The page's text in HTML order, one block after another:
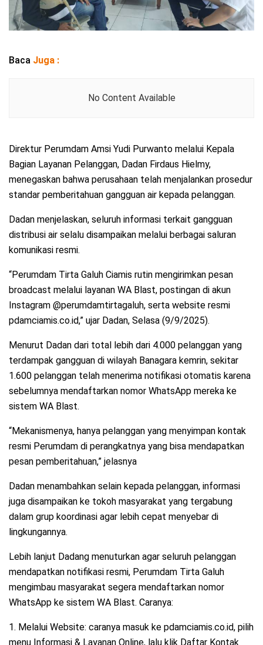
Baca Juga :
No Content Available
Direktur Perumdam Amsi Yudi Purwanto melalui Kepala
Bagian Layanan Pelanggan, Dadan Firdaus Hielmy,
menegaskan bahwa perusahaan telah menjalankan prosedur
standar pemberitahuan gangguan air kepada pelanggan.
Dadan menjelaskan, seluruh informasi terkait gangguan
distribusi air selalu disampaikan melalui berbagai saluran
komunikasi resmi.
“Perumdam Tirta Galuh Ciamis rutin mengirimkan pesan
broadcast melalui layanan WA Blast, postingan di akun
Instagram @perumdamtirtagaluh, serta website resmi
pdamciamis.co.id,” ujar Dadan, Selasa (9/9/2025).
Menurut Dadan dari total lebih dari 4.000 pelanggan yang
terdampak gangguan di wilayah Banagara kemrin, sekitar
1.600 pelanggan telah menerima notifikasi otomatis karena
sebelumnya mendaftarkan nomor WhatsApp mereka ke
sistem WA Blast.
“Mekanismenya, hanya pelanggan yang menyimpan kontak
resmi Perumdam di perangkatnya yang bisa mendapatkan
pesan pemberitahuan,” jelasnya
Dadan menambahkan selain kepada pelanggan, informasi
juga disampaikan ke tokoh masyarakat yang tergabung
dalam grup koordinasi agar lebih cepat menyebar di
lingkungannya.
Lebih lanjut Dadang menuturkan agar seluruh pelanggan
mendapatkan notifikasi resmi, Perumdam Tirta Galuh
mengimbau masyarakat segera mendaftarkan nomor
WhatsApp ke sistem WA Blast. Caranya:
1. Melalui Website: caranya masuk ke pdamciamis.co.id, pilih
menu Informasi & Layanan Online, lalu klik Daftar Kontak